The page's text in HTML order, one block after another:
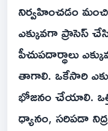
నిర్వహించడం
ఎక్కువగా ప్రాసెస్‌
పీచుపదార్థాలు
తాగాలి. ఒకేసారి
భోజనం చేయాలి.
ధ్యానం, సరిపడా